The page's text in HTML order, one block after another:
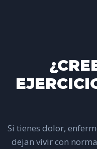
Si tienes dolor,
dejan vivir con